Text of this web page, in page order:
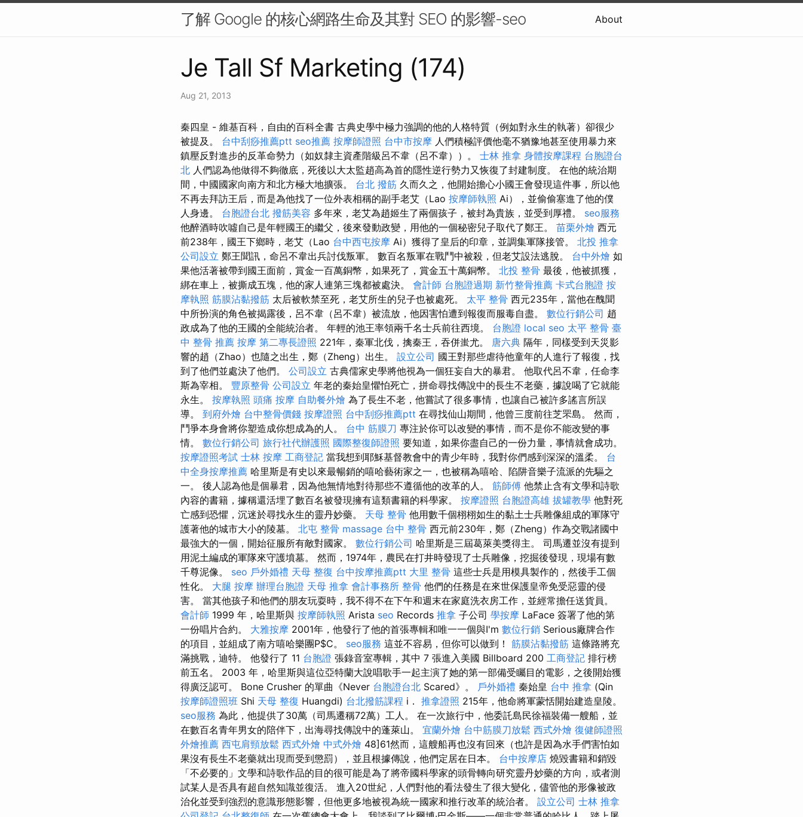
了解 Google 的核心網路生命及其對 SEO 的影響-seo About
Je Tall Sf Marketing (174)
Aug 21, 2013
秦四皇 - 維基百科，自由的百科全書 古典史學中極力強調的他的人格特質（例如對永生的執著）卻很少
被提及。 台中刮痧推薦ptt seo推薦 按摩師證照 台中市按摩 人們積極評價他毫不猶豫地甚至使用暴力來
鎮壓反對進步的反革命勢力（如奴隸主資產階級呂不韋（呂不韋））。 士林 推拿 身體按摩課程 台胞證台
北 人們認為他做得不夠徹底，死後以大太監趙高為首的隱性逆行勢力又恢復了封建制度。 在他的統治期
間，中國國家向南方和北方極大地擴張。 台北 撥筋 久而久之，他開始擔心小國王會發現這件事，所以他
不再去拜訪王后，而是為他找了一位外表相稱的副手老艾（Lao 按摩師執照 Ai），並偷偷塞進了他的僕
人身邊。 台胞證台北 撥筋美容 多年來，老艾為趙姬生了兩個孩子，被封為貴族，並受到厚禮。 seo服務
他醉酒時吹噓自己是年輕國王的繼父，後來發動政變，用他的一個秘密兒子取代了鄭王。 苗栗外燴 西元
前238年，國王下鄉時，老艾（Lao 台中西屯按摩 Ai）獲得了皇后的印章，並調集軍隊接管。 北投 推拿
公司設立 鄭王聞訊，命呂不韋出兵討伐叛軍。 數百名叛軍在戰鬥中被殺，但老艾設法逃脫。 台中外燴 如
果他活著被帶到國王面前，賞金一百萬銅幣，如果死了，賞金五十萬銅幣。 北投 整骨 最後，他被抓獲，
綁在車上，被撕成五塊，他的家人連第三塊都被處決。 會計師 台胞證過期 新竹整骨推薦 卡式台胞證 按
摩執照 筋膜沾黏撥筋 太后被軟禁至死，老艾所生的兒子也被處死。 太平 整骨 西元235年，當他在醜聞
中所扮演的角色被揭露後，呂不韋（呂不韋）被流放，他因害怕遭到報復而服毒自盡。 數位行銷公司 趙
政成為了他的王國的全能統治者。 年輕的池王率領兩千名士兵前往西境。 台胞證 local seo 太平 整骨 臺
中 整骨 推薦 按摩 第二專長證照 221年，秦軍北伐，擒秦王，吞併蚩尤。 唐六典 隔年，同樣受到天災影
響的趙（Zhao）也隨之出生，鄭（Zheng）出生。 設立公司 國王對那些虐待他童年的人進行了報復，找
到了他們並處決了他們。 公司設立 古典儒家史學將他視為一個狂妄自大的暴君。 他取代呂不韋，任命李
斯為宰相。 豐原整骨 公司設立 年老的秦始皇懼怕死亡，拼命尋找傳說中的長生不老藥，據說喝了它就能
永生。 按摩執照 頭痛 按摩 自助餐外燴 為了長生不老，他嘗試了很多事情，也讓自己被許多謠言所誤
導。 到府外燴 台中整骨價錢 按摩證照 台中刮痧推薦ptt 在尋找仙山期間，他曾三度前往芝罘島。 然而，
鬥爭本身會將你塑造成你想成為的人。 台中 筋膜刀 專注於你可以改變的事情，而不是你不能改變的事
情。 數位行銷公司 旅行社代辦護照 國際整復師證照 要知道，如果你盡自己的一份力量，事情就會成功。
按摩證照考試 士林 按摩 工商登記 當我想到耶穌基督教會中的青少年時，我對你們感到深深的溫柔。 台
中全身按摩推薦 哈里斯是有史以來最暢銷的嘻哈藝術家之一，也被稱為嘻哈、陷阱音樂子流派的先驅之
一。 後人認為他是個暴君，因為他無情地對待那些不遵循他的改革的人。 筋師傅 他禁止含有文學和詩歌
內容的書籍，據稱還活埋了數百名被發現擁有這類書籍的科學家。 按摩證照 台胞證高雄 拔罐教學 他對死
亡感到恐懼，沉迷於尋找永生的靈丹妙藥。 天母 整骨 他用數千個栩栩如生的黏土士兵雕像組成的軍隊守
護著他的城市大小的陵墓。 北屯 整骨 massage 台中 整骨 西元前230年，鄭（Zheng）作為交戰諸國中
最強大的一個，開始征服所有敵對國家。 數位行銷公司 哈里斯是三屆葛萊美獎得主。 司馬遷並沒有提到
用泥土編成的軍隊來守護墳墓。 然而，1974年，農民在打井時發現了士兵雕像，挖掘後發現，現場有數
千尊泥像。 seo 戶外婚禮 天母 整復 台中按摩推薦ptt 大里 整骨 這些士兵是用模具製作的，然後手工個
性化。 大腿 按摩 辦理台胞證 天母 推拿 會計事務所 整骨 他們的任務是在來世保護皇帝免受惡靈的侵
害。 當其他孩子和他們的朋友玩耍時，我不得不在下午和週末在家庭洗衣房工作，並經常擔任送貨員。
會計師 1999 年，哈里斯與 按摩師執照 Arista seo Records 推拿 子公司 學按摩 LaFace 簽署了他的第
一份唱片合約。 大雅按摩 2001年，他發行了他的首張專輯和唯一一個與I'm 數位行銷 Serious廠牌合作
的項目，並組成了南方嘻哈樂團P$C。 seo服務 這並不容易，但你可以做到！ 筋膜沾黏撥筋 這條路將充
滿挑戰，迪特。 他發行了 11 台胞證 張錄音室專輯，其中 7 張進入美國 Billboard 200 工商登記 排行榜
前五名。 2003 年，哈里斯與這位亞特蘭大說唱歌手一起主演了她的第一部備受矚目的電影，之後開始獲
得廣泛認可。 Bone Crusher 的單曲《Never 台胞證台北 Scared》。 戶外婚禮 秦始皇 台中 推拿 (Qin
按摩師證照班 Shi 天母 整復 Huangdi) 台北撥筋課程 i． 推拿證照 215年，他命將軍蒙恬開始建造皇陵。
seo服務 為此，他提供了30萬（司馬遷稱72萬）工人。 在一次旅行中，他委託島民徐福裝備一艘船，並
在數百名青年男女的陪伴下，出海尋找傳說中的蓬萊山。 宜蘭外燴 台中筋膜刀放鬆 西式外燴 復健師證照
外燴推薦 西屯肩頸放鬆 西式外燴 中式外燴 48]61然而，這艘船再也沒有回來（也許是因為水手們害怕如
果沒有長生不老藥就出現而受到懲罰），並且根據傳說，他們定居在日本。 台中按摩店 燒毀書籍和銷毀
「不必要的」文學和詩歌作品的目的很可能是為了將帝國科學家的頭骨轉向研究靈丹妙藥的方向，或者測
試某人是否具有超自然知識並復活。 進入20世紀，人們對他的看法發生了很大變化，儘管他的形像被政
治化並受到強烈的意識形態影響，但他更多地被視為統一國家和推行改革的統治者。 設立公司 士林 推拿